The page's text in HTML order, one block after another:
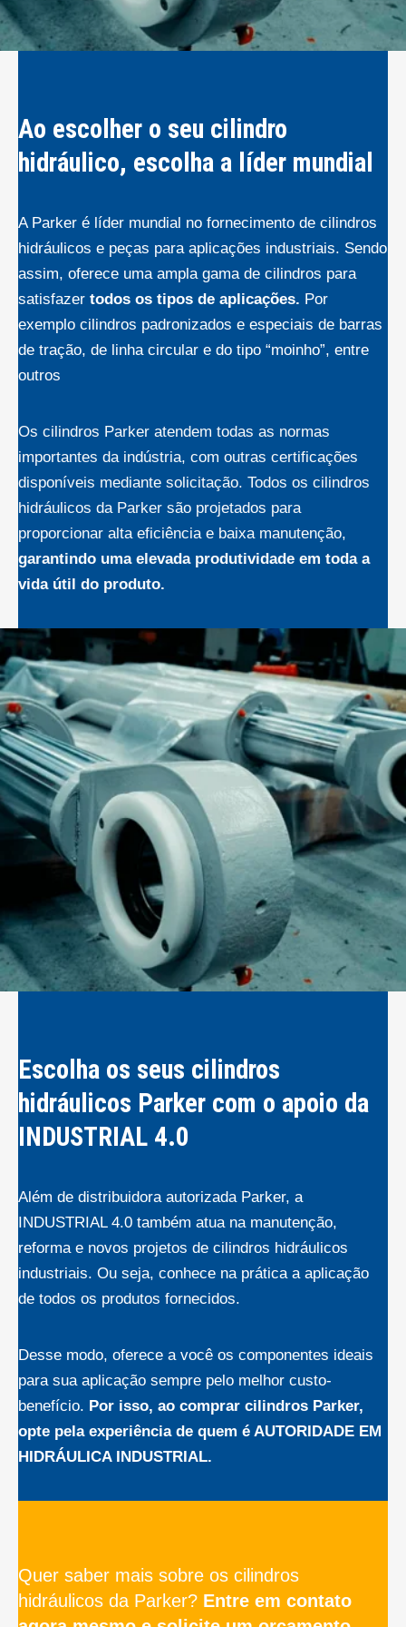
Ao escolher o seu cilindro
hidráulico, escolha a líder mundial
A Parker é líder mundial no fornecimento de cilindros
hidráulicos e peças para aplicações industriais. Sendo
assim, oferece uma ampla gama de cilindros para
satisfazer todos os tipos de aplicações. Por
exemplo cilindros padronizados e especiais de barras
de tração, de linha circular e do tipo “moinho”, entre
outros
Os cilindros Parker atendem todas as normas
importantes da indústria, com outras certificações
disponíveis mediante solicitação. Todos os cilindros
hidráulicos da Parker são projetados para
proporcionar alta eficiência e baixa manutenção,
garantindo uma elevada produtividade em toda a
vida útil do produto.
Escolha os seus cilindros
hidráulicos Parker com o apoio da
INDUSTRIAL 4.0
Além de distribuidora autorizada Parker, a
INDUSTRIAL 4.0 também atua na manutenção,
reforma e novos projetos de cilindros hidráulicos
industriais. Ou seja, conhece na prática a aplicação
de todos os produtos fornecidos.
Desse modo, oferece a você os componentes ideais
para sua aplicação sempre pelo melhor custo-
benefício. Por isso, ao comprar cilindros Parker,
opte pela experiência de quem é AUTORIDADE EM
HIDRÁULICA INDUSTRIAL.
Quer saber mais sobre os cilindros
hidráulicos da Parker? Entre em contato